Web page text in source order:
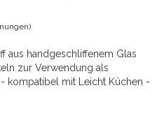
aus handgeschliffenem Glas
zur Verwendung als
kompatibel mit Leicht Küchen -